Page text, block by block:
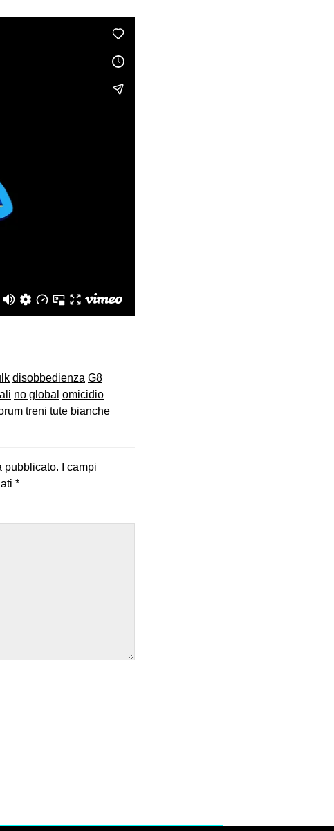
disobbedienza G8
no global omicidio
treni tute bianche
pubblicato.
I campi
*